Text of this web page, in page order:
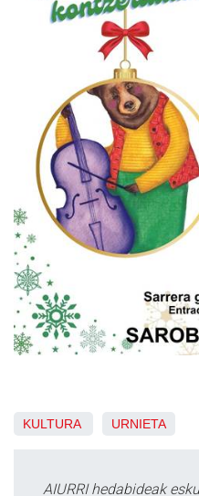
KULTURA URNIETA
AIURRI hedabideak